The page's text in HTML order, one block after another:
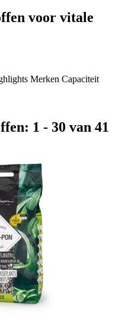
voor vitale
Merken Capaciteit
1 - 30 van 41